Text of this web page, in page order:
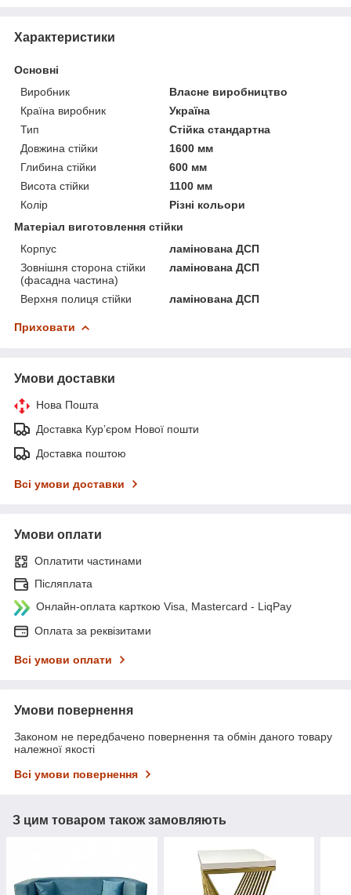
Характеристики
Основні
Виробник
Власне виробництво
Країна виробник
Україна
Тип
Стійка стандартна
Довжина стійки
1600 мм
Глибина стійки
600 мм
Висота стійки
1100 мм
Колір
Різні кольори
Матеріал виготовлення стійки
Корпус
ламінована ДСП
Зовнішня сторона стійки
(фасадна частина)
ламінована ДСП
Верхня полиця стійки ламінована ДСП
Приховати
Умови доставки
Нова Пошта
Доставка Курʼєром Нової пошти
Доставка поштою
Всі умови доставки
Умови оплати
Оплатити частинами
Післяплата
Онлайн-оплата карткою Visa, Mastercard - LiqPay
Оплата за реквізитами
Всі умови оплати
Умови повернення
Законом не передбачено повернення та обмін даного товару
належної якості
Всі умови повернення
З цим товаром також замовляють